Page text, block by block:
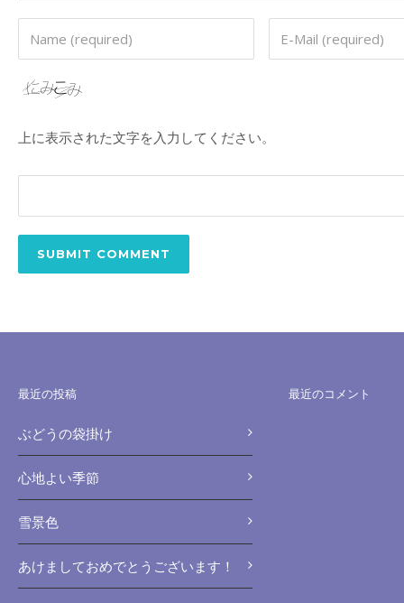
上に表示された文字を入力してください。
最近の投稿
ぶどうの袋掛け
心地よい季節
雪景色
あけましておめでとうございます！
最近のコメント